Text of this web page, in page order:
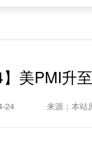
】美PMI升
24 来源：本站